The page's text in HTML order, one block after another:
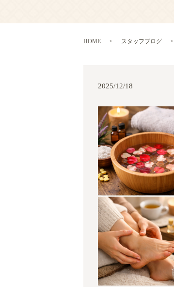
HOME スタッフブログ
2025/12/18